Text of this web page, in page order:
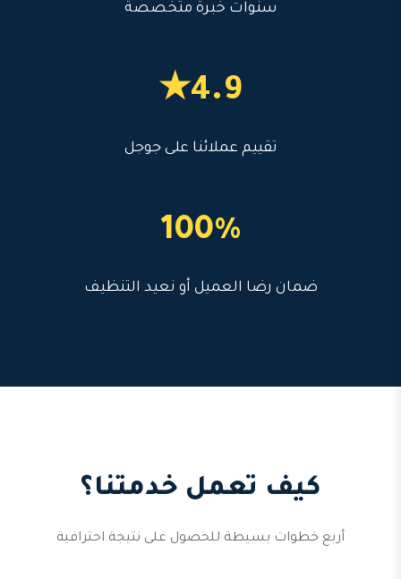
سنوات خبرة متخصصة
4.9★
تقييم عملائنا على جوجل
100%
ضمان رضا العميل أو نعيد التنظيف
كيف تعمل خدمتنا؟
أربع خطوات بسيطة للحصول على نتيجة احترافية